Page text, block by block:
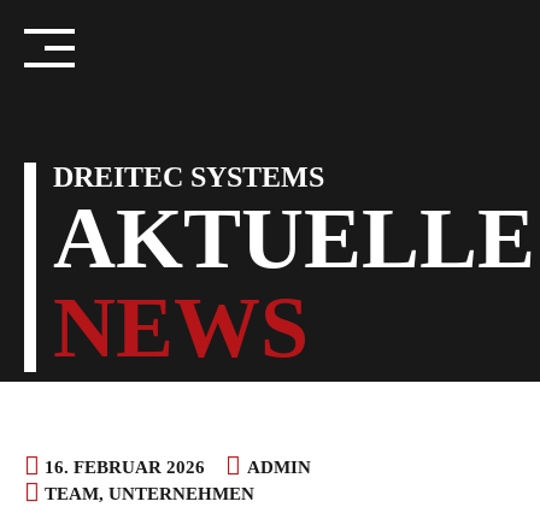
content
DREITEC SYSTEMS
AKTUELLE
NEWS
16. FEBRUAR 2026
ADMIN
TEAM, UNTERNEHMEN